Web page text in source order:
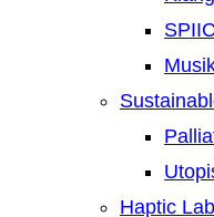
Haptic Lab